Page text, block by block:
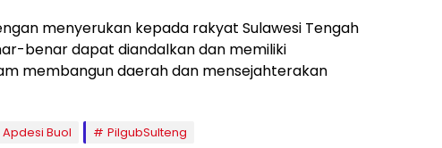
menyerukan kepada rakyat Sulawesi Tengah
benar dapat diandalkan dan memiliki
membangun daerah dan mensejahterakan
Apdesi Buol PilgubSulteng